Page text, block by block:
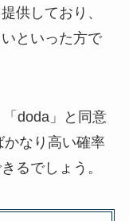
供しており、
といった方で
doda」と同意
なり高い確率
るでしょう。